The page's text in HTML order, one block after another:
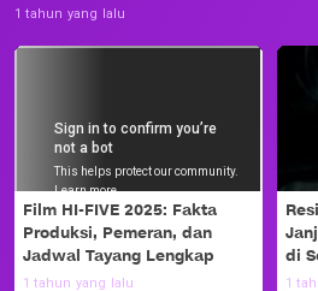
1 tahun yang lalu
Film HI-FIVE 2025: Fakta
Produksi, Pemeran, dan
Jadwal Tayang Lengkap
1 tahun yang lalu
di
1